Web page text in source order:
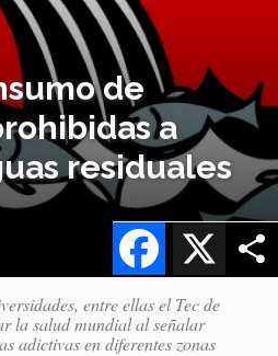
de
a
residuales
X
Facebook
entre ellas el Tec de
la salud mundial al señalar
adictivas en diferentes zonas